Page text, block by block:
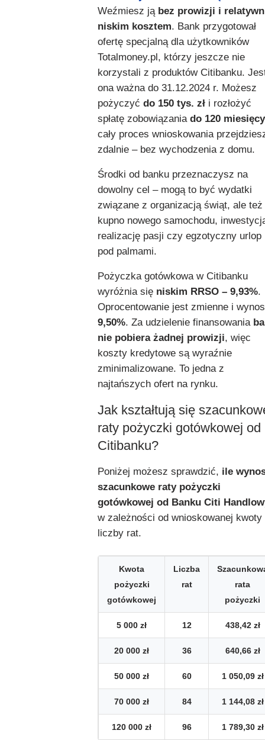
Weźmiesz ją bez prowizji i
niskim kosztem. Bank przygotował
ofertę specjalną dla użytkowników
Totalmoney.pl, którzy jeszcze nie
korzystali z produktów Citibanku.
ona ważna do 31.12.2024 r. Możesz
pożyczyć do 150 tys. zł i rozłożyć
spłatę zobowiązania do 120 miesięcy
cały proces wnioskowania
zdalnie – bez wychodzenia z domu.
Środki od banku przeznaczysz na
dowolny cel – mogą to być wydatki
związane z organizacją świąt, ale też
kupno nowego samochodu,
realizację pasji czy egzotyczny urlop
pod palmami.
Pożyczka gotówkowa w Citibanku
wyróżnia się niskim RRSO – 9,93%.
Oprocentowanie jest zmienne i
9,50%. Za udzielenie finansowania
nie pobiera żadnej prowizji, więc
koszty kredytowe są wyraźnie
zminimalizowane. To jedna z
najtańszych ofert na rynku.
Jak kształtują się
raty pożyczki gotówkowej od
Citibanku?
Poniżej możesz sprawdzić, ile
szacunkowe raty pożyczki
gotówkowej od Banku Citi
w zależności od wnioskowanej kwoty
liczby rat.
Kwota
pożyczki
gotówkowej
Liczba
rat
rata
pożyczki
5 000 zł 12 438,42 zł
20 000 zł 36 640,66 zł
50 000 zł 60 1 050,09 zł
70 000 zł 84 1 144,08 zł
120 000 zł 96 1 789,30 zł